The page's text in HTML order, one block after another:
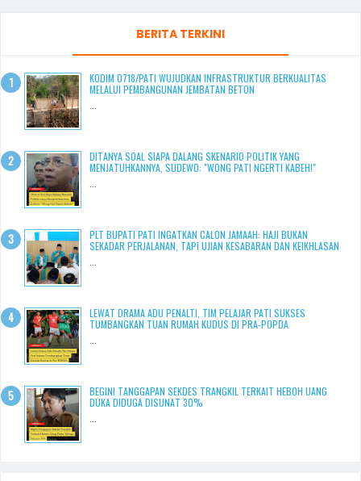
BERITA TERKINI
KODIM 0718/PATI WUJUDKAN INFRASTRUKTUR BERKUALITAS
MELALUI PEMBANGUNAN JEMBATAN BETON
DITANYA SOAL SIAPA DALANG SKENARIO POLITIK YANG
MENJATUHKANNYA, SUDEWO: "WONG PATI NGERTI KABEH!"
PLT BUPATI PATI INGATKAN CALON JAMAAH: HAJI BUKAN
SEKADAR PERJALANAN, TAPI UJIAN KESABARAN DAN KEIKHLASAN
LEWAT DRAMA ADU PENALTI, TIM PELAJAR PATI SUKSES
TUMBANGKAN TUAN RUMAH KUDUS DI PRA-POPDA
BEGINI TANGGAPAN SEKDES TRANGKIL TERKAIT HEBOH UANG
DUKA DIDUGA DISUNAT 30%